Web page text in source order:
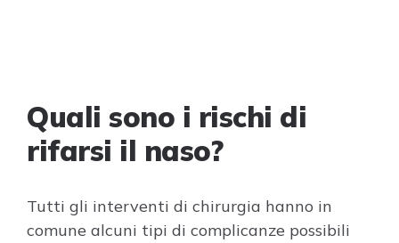
Quali sono i rischi di
rifarsi il naso?
Tutti gli interventi di chirurgia hanno in
comune alcuni tipi di complicanze possibili